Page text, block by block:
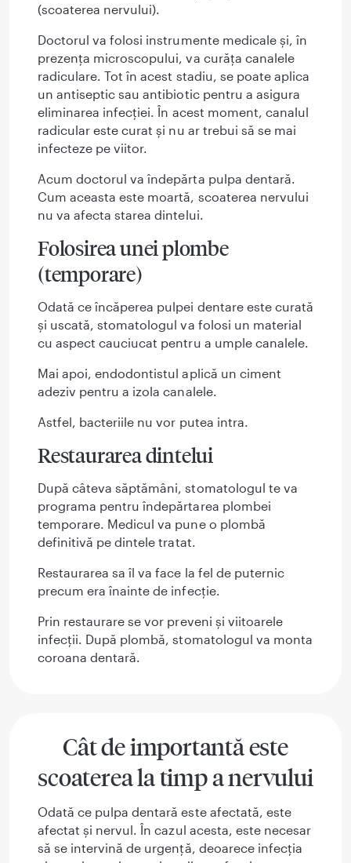
(scoaterea nervului).
Doctorul va folosi instrumente medicale și, în
prezența microscopului, va curăța canalele
radiculare. Tot în acest stadiu, se poate aplica
un antiseptic sau antibiotic pentru a asigura
eliminarea infecției. În acest moment, canalul
radicular este curat și nu ar trebui să se mai
infecteze pe viitor.
Acum doctorul va îndepărta pulpa dentară.
Cum aceasta este moartă, scoaterea nervului
nu va afecta starea dintelui.
Folosirea unei plombe
(temporare)
Odată ce încăperea pulpei dentare este curată
și uscată, stomatologul va folosi un material
cu aspect cauciucat pentru a umple canalele.
Mai apoi, endodontistul aplică un ciment
adeziv pentru a izola canalele.
Astfel, bacteriile nu vor putea intra.
Restaurarea dintelui
După câteva săptămâni, stomatologul te va
programa pentru îndepărtarea plombei
temporare. Medicul va pune o plombă
definitivă pe dintele tratat.
Restaurarea sa îl va face la fel de puternic
precum era înainte de infecție.
Prin restaurare se vor preveni și viitoarele
infecții. După plombă, stomatologul va monta
coroana dentară.
Cât de importantă este
scoaterea la timp a nervului
Odată ce pulpa dentară este afectată, este
afectat și nervul. În cazul acesta, este necesar
să se intervină de urgență, deoarece infecția